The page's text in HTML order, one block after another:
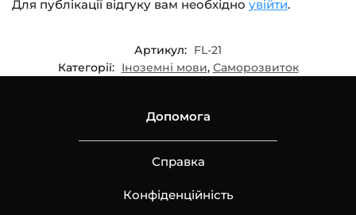
Для публікації відгуку вам необхідно увійти.
Артикул: FL-21
Категорії: Іноземні мови, Саморозвиток
Допомога
Справка
Конфіденційність